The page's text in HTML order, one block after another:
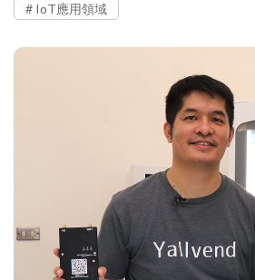
IoT應用領域